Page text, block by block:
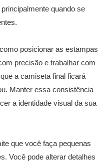
quando se
posicionar as estampas
precisão e trabalhar com
a camiseta final ficará
Manter essa consistência
a identidade visual da sua
que você faça pequenas
Você pode alterar detalhes